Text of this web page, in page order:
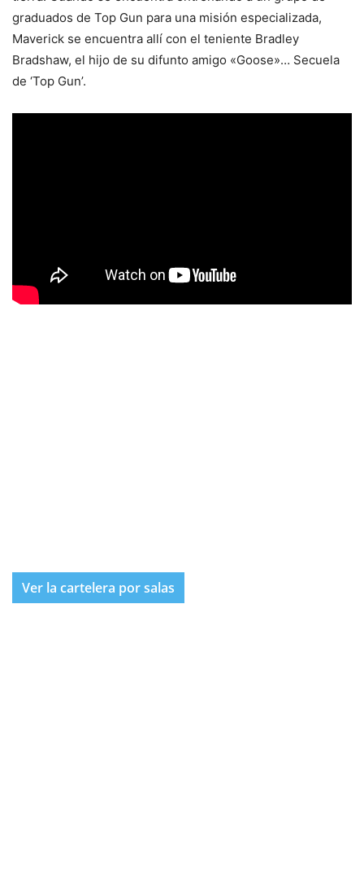
graduados de Top Gun para una misión especializada,
Maverick se encuentra allí con el teniente Bradley
Bradshaw, el hijo de su difunto amigo «Goose»… Secuela
de ‘Top Gun’.
Ver la cartelera por salas